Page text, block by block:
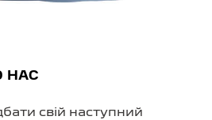
НАС
свій наступний